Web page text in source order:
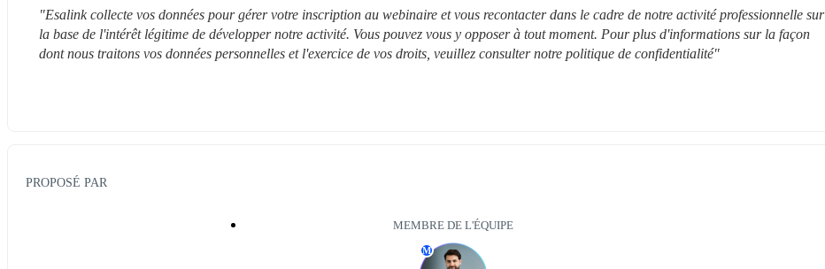
"Esalink collecte vos données pour gérer votre inscription au webinaire et vous recontacter dans le cadre de notre activité professionnelle sur
la base de l'intérêt légitime de développer notre activité. Vous pouvez vous y opposer à tout moment. Pour plus d'informations sur la façon
dont nous traitons vos données personnelles et l'exercice de vos droits, veuillez consulter notre politique de confidentialité"
PROPOSÉ PAR
MEMBRE DE L'ÉQUIPE
M